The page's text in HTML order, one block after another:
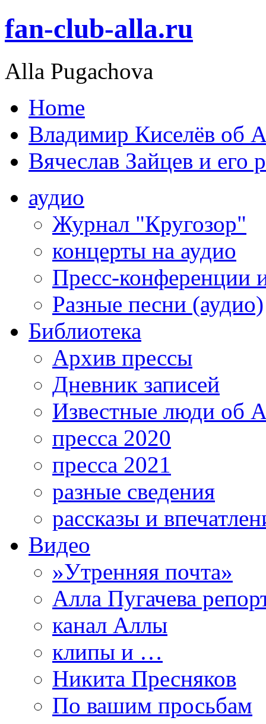
fan-club-alla.ru
Alla Pugachova
Home
Владимир Киселёв об
Вячеслав Зайцев и его
аудио
Журнал "Кругозор"
концерты на аудио
Пресс-конференции
Разные песни (аудио)
Библиотека
Архив прессы
Дневник записей
Известные люди об
пресса 2020
пресса 2021
разные сведения
рассказы и
Видео
»Утренняя почта»
Алла Пугачева
канал Аллы
клипы и …
Никита Пресняков
По вашим просьбам